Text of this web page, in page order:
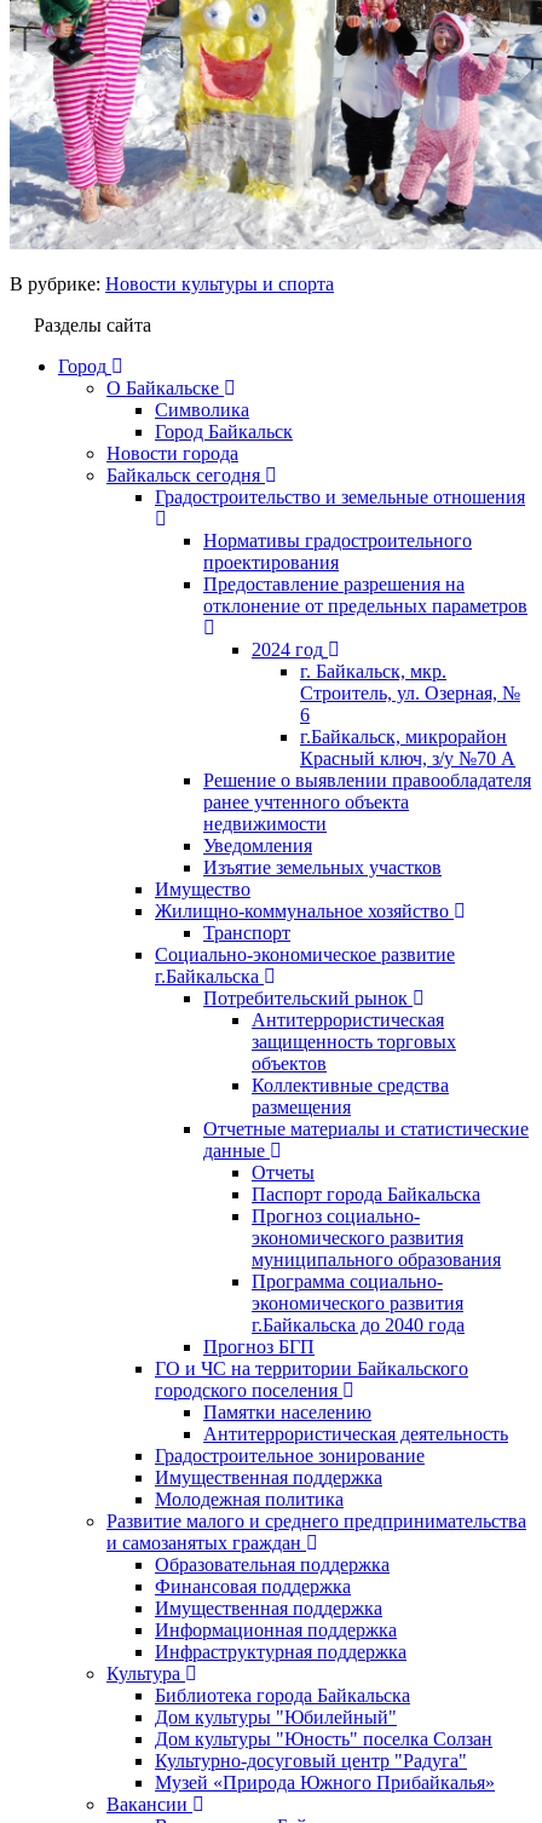
В рубрике: Новости культуры и спорта
Разделы сайта
Город
О Байкальске
Символика
Город Байкальск
Новости города
Байкальск сегодня
Градостроительство и земельные отношения
Нормативы градостроительного
проектирования
Предоставление разрешения на
отклонение от предельных параметров
2024 год
г. Байкальск, мкр.
Строитель, ул. Озерная, №
6
г.Байкальск, микрорайон
Красный ключ, з/у №70 А
Решение о выявлении правообладателя
ранее учтенного объекта
недвижимости
Уведомления
Изъятие земельных участков
Имущество
Жилищно-коммунальное хозяйство
Транспорт
Социально-экономическое развитие
г.Байкальска
Потребительский рынок
Антитеррористическая
защищенность торговых
объектов
Коллективные средства
размещения
Отчетные материалы и статистические
данные
Отчеты
Паспорт города Байкальска
Прогноз социально-
экономического развития
муниципального образования
Программа социально-
экономического развития
г.Байкальска до 2040 года
Прогноз БГП
ГО и ЧС на территории Байкальского
городского поселения
Памятки населению
Антитеррористическая деятельность
Градостроительное зонирование
Имущественная поддержка
Молодежная политика
Развитие малого и среднего предпринимательства
и самозанятых граждан
Образовательная поддержка
Финансовая поддержка
Имущественная поддержка
Информационная поддержка
Инфраструктурная поддержка
Культура
Библиотека города Байкальска
Дом культуры "Юбилейный"
Дом культуры "Юность" поселка Солзан
Культурно-досуговый центр "Радуга"
Музей «Природа Южного Прибайкалья»
Вакансии